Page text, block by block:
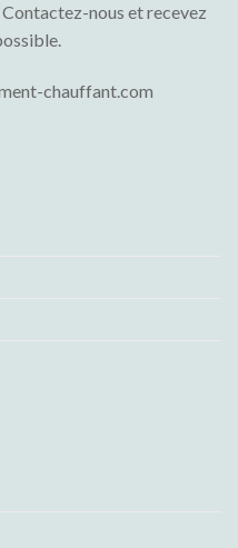
nous et recevez
chauffant.com